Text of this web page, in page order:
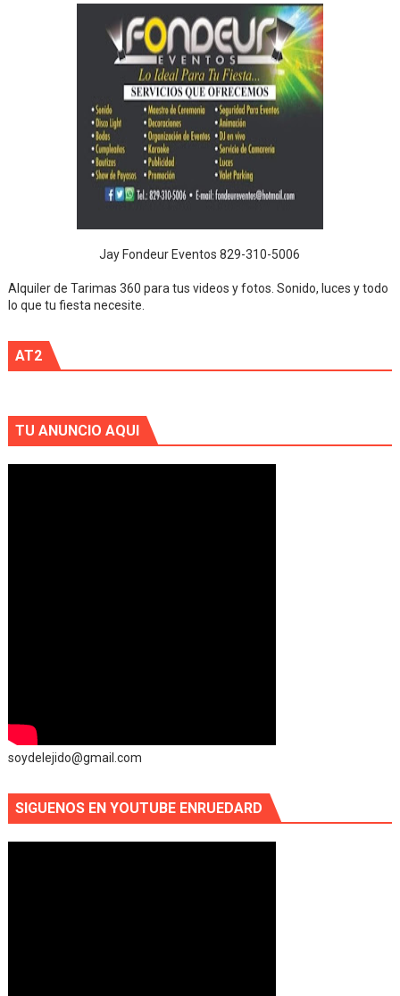
Jay Fondeur Eventos 829-310-5006
Alquiler de Tarimas 360 para tus videos y fotos. Sonido, luces y todo
lo que tu fiesta necesite.
AT2
TU ANUNCIO AQUI
soydelejido@gmail.com
SIGUENOS EN YOUTUBE ENRUEDARD